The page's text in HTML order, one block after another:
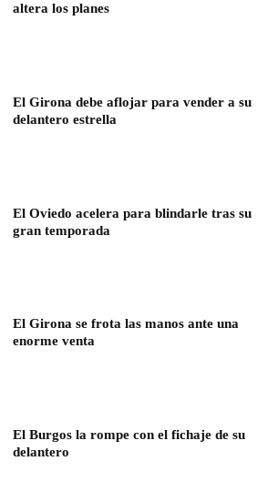
altera los planes
El Girona debe aflojar para vender a su
delantero estrella
El Oviedo acelera para blindarle tras su
gran temporada
El Girona se frota las manos ante una
enorme venta
El Burgos la rompe con el fichaje de su
delantero